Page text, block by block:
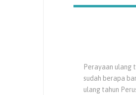
Perayaan ulang
sudah berapa
ulang tahun